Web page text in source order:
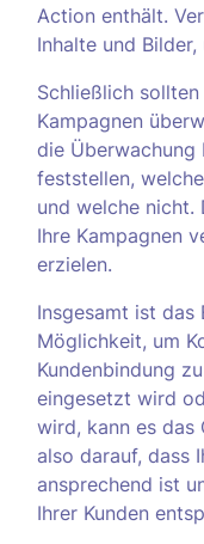
Action enthält.
Inhalte und
Schließlich
Kampagnen
die Überwachung
feststellen,
und welche nicht.
Ihre Kampagnen
erzielen.
Insgesamt ist
Möglichkeit, um
Kundenbindung
eingesetzt wird
wird, kann es das
also darauf, dass
ansprechend ist
Ihrer Kunden